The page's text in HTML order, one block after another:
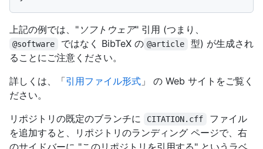
上記の例では、" ソフトウェア" 引用 (つまり、
@software ではなく BibTeX の @article
型) が生成され
ることにご注意ください。
詳しくは、「引用ファイル形式 」 の Web サイトをご覧く
ださい。
リポジトリの既定のブランチに
CITATION.cff
ファイル
を追加すると、リポジトリのランディング ページで、右